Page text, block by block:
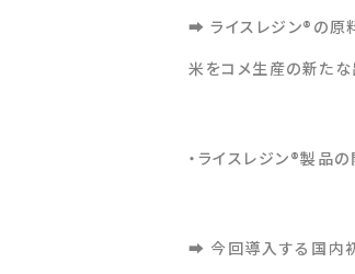
➡ ライスレジン®の原
米をコメ生産の新たな
・ライスレジン®製品
➡ 今回導入する国内